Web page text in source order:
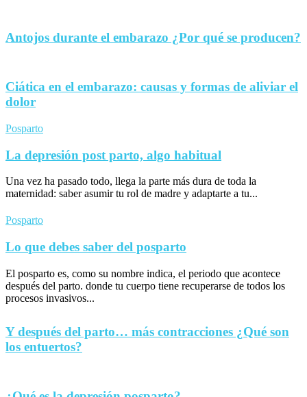
Antojos durante el embarazo ¿Por qué se producen?
Ciática en el embarazo: causas y formas de aliviar el
dolor
Posparto
La depresión post parto, algo habitual
Una vez ha pasado todo, llega la parte más dura de toda la
maternidad: saber asumir tu rol de madre y adaptarte a tu...
Posparto
Lo que debes saber del posparto
El posparto es, como su nombre indica, el periodo que acontece
después del parto. donde tu cuerpo tiene recuperarse de todos los
procesos invasivos...
Y después del parto… más contracciones ¿Qué son
los entuertos?